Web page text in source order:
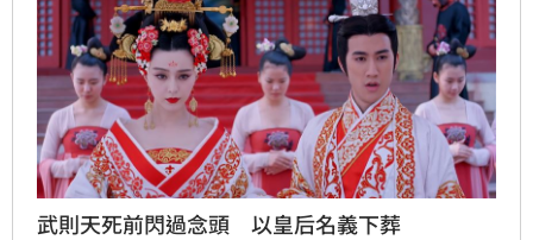
武則天死前閃過念頭 以皇后名義下葬